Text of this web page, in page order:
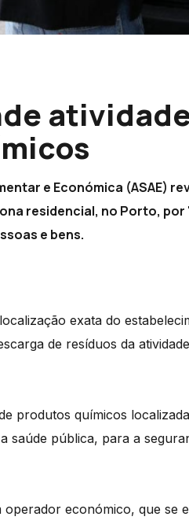
e Económica (ASAE)
residencial, no Porto,
e bens.
exata do
de resíduos da
produtos químicos
saúde pública, para a
operador económico, que se